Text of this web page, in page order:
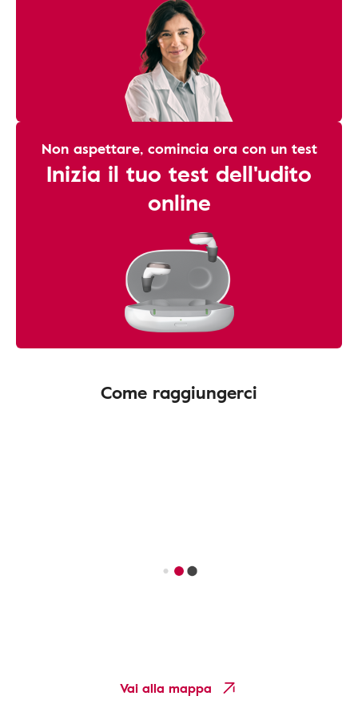
Non aspettare, comincia ora con un test
Inizia il tuo test dell'udito
online
Come raggiungerci
Vai alla mappa